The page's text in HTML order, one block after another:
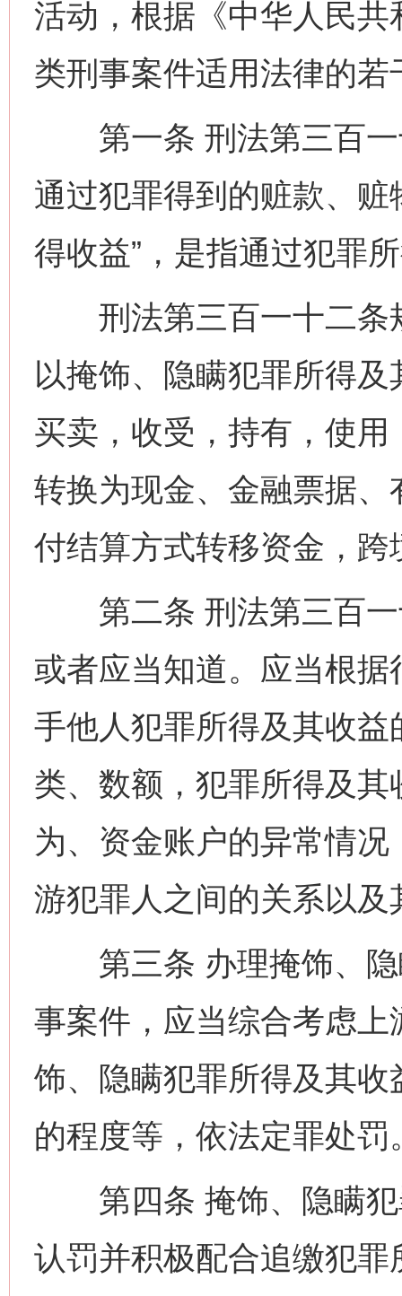
活动，根据《中华人民
类刑事案件适用法律的
第一条 刑法第三百一
通过犯罪得到的赃款、赃
得收益”，是指通过犯罪
刑法第三百一十二条
以掩饰、隐瞒犯罪所得
买卖，收受，持有，使
转换为现金、金融票据
付结算方式转移资金，跨
第二条 刑法第三百一
或者应当知道。应当根
手他人犯罪所得及其收
类、数额，犯罪所得及
为、资金账户的异常情
游犯罪人之间的关系以
第三条 办理掩饰、隐
事案件，应当综合考虑
饰、隐瞒犯罪所得及其
的程度等，依法定罪处罚
第四条 掩饰、隐瞒犯
认罚并积极配合追缴犯